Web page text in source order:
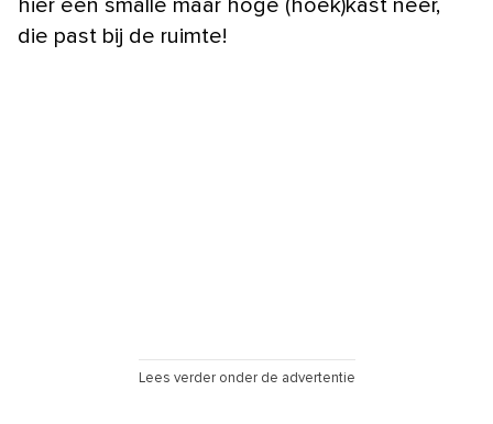
hier een smalle maar hoge (hoek)kast neer,
die past bij de ruimte!
Lees verder onder de advertentie